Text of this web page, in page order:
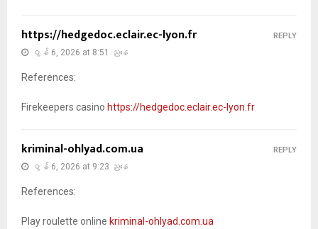
https://hedgedoc.eclair.ec-lyon.fr
ဇွန် 6, 2026 at 8:51 ညနေ
References:
Firekeepers casino https://hedgedoc.eclair.ec-lyon.fr
REPLY
kriminal-ohlyad.com.ua
ဇွန် 6, 2026 at 9:23 ညနေ
References:
Play roulette online kriminal-ohlyad.com.ua
REPLY